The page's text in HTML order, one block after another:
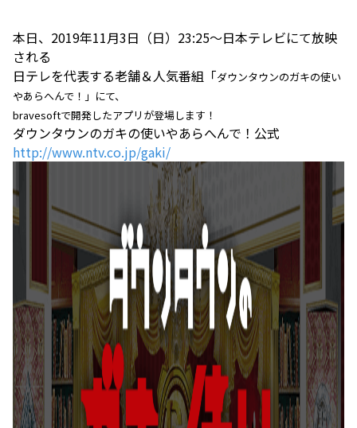
本日、2019年11月3日（日）23:25〜日本テレビにて放映
される
日テレを代表する老舗＆人気番組「ダウンタウンのガキの使い
やあらへんで！」にて、
bravesoftで開発したアプリが登場します！
ダウンタウンのガキの使いやあらへんで！公式
http://www.ntv.co.jp/gaki/